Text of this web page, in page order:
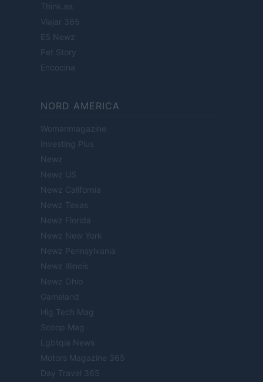
Think.es
Viajar 365
ES Newz
Pet Story
Encocina
NORD AMERICA
Womanmagazine
Investing Plus
Newz
Newz US
Newz California
Newz Texas
Newz Florida
Newz New York
Newz Pennsylvania
Newz Illinois
Newz Ohio
Gameland
Hig Tech Mag
Scoop Mag
Lgbtqia News
Motors Magazine 365
Day Travel 365